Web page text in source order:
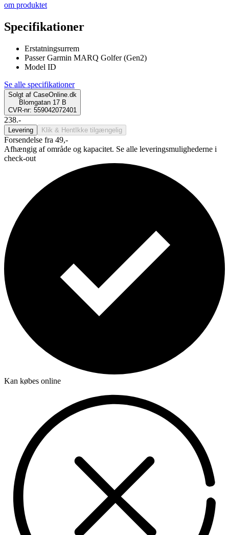
om produktet
Specifikationer
Erstatningsurrem
Passer Garmin MARQ Golfer (Gen2)
Model ID
Se alle specifikationer
Solgt af CaseOnline.dk
Blomgatan 17 B
CVR-nr: 559042072401
238.-
Levering Klik & Hent Ikke tilgængelig
Forsendelse fra 49,-
Afhængig af område og kapacitet. Se alle leveringsmulighederne i
check-out
Kan købes online